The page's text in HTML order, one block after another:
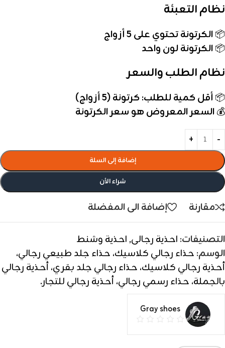
نظام التعبئة
📦الكرتونة تحتوي على 5 أزواج
📦الكرتونة لون واحد
نظام الطلب والسعر
📦أقل كمية للطلب: كرتونة (5 أزواج)
💰السعر المعروض هو سعر الكرتونة
إضافة إلى السلة
شراء الأن
مقارنة إضافة الى المفضلة
التصنيفات: احذية رجالى, احذية وشنط
الوسم: حذاء رجالي كلاسيك، حذاء جلد طبيعي رجالي،
أحذية رجالي كلاسيك، حذاء رجالي جلد بقري، أحذية رجالي
بالجملة، حذاء رسمي رجالي، أحذية رجالي للتجار.
Gray shoes